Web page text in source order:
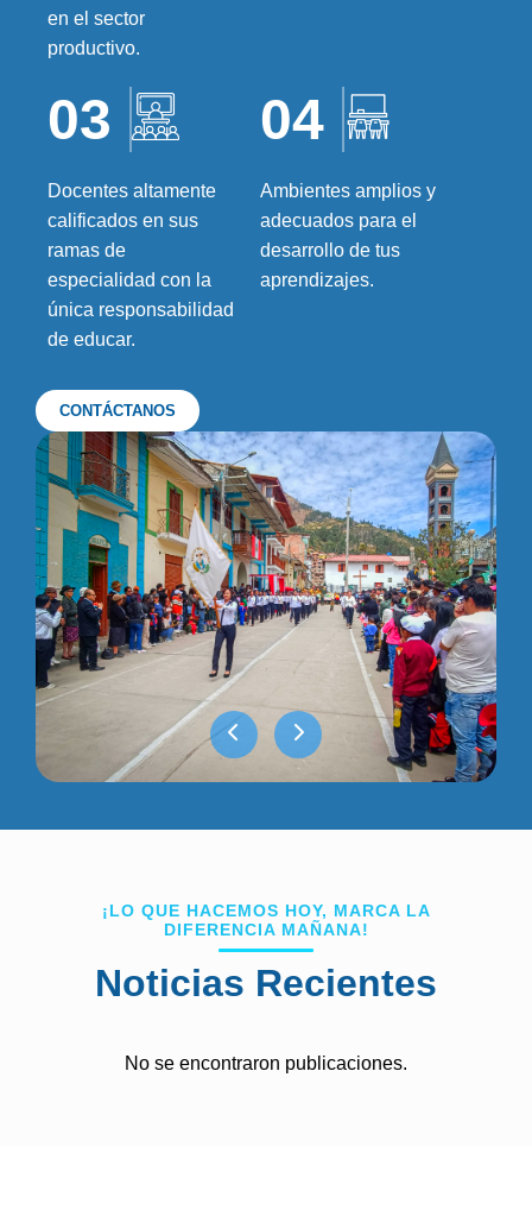
en el sector
productivo.
03
Docentes altamente
calificados en sus
ramas de
especialidad con la
única responsabilidad
de educar.
04
Ambientes amplios y
adecuados para el
desarrollo de tus
aprendizajes.
CONTÁCTANOS
¡LO QUE HACEMOS HOY, MARCA LA
DIFERENCIA MAÑANA!
Noticias Recientes
No se encontraron publicaciones.